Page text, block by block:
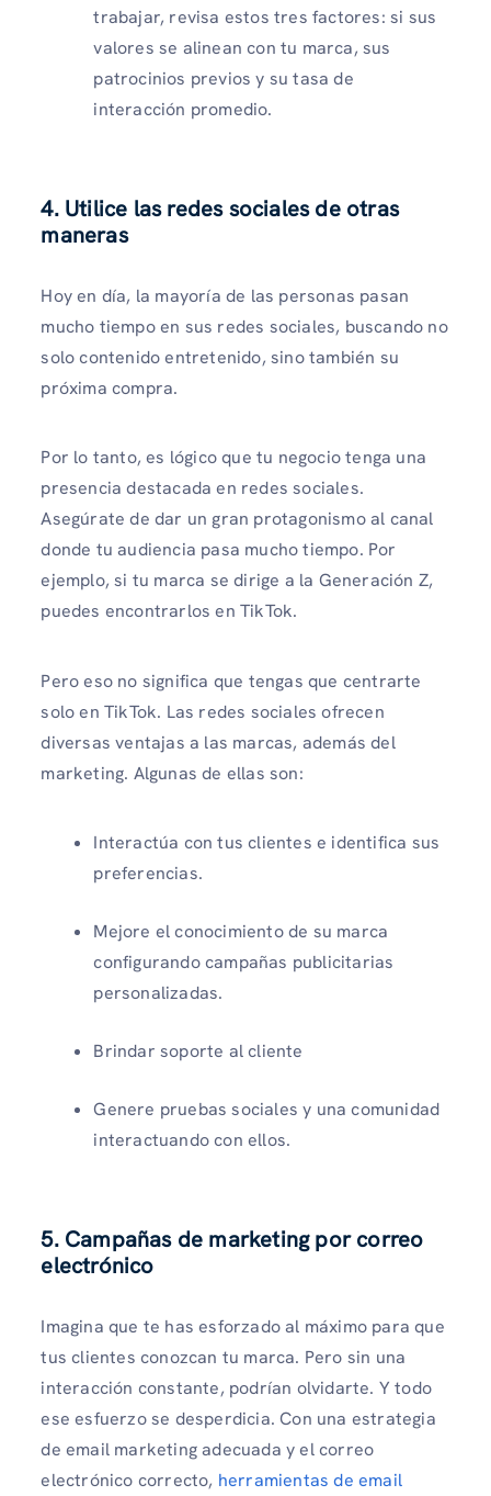
trabajar, revisa estos tres factores: si sus
valores se alinean con tu marca, sus
patrocinios previos y su tasa de
interacción promedio.
4. Utilice las redes sociales de otras
maneras
Hoy en día, la mayoría de las personas pasan
mucho tiempo en sus redes sociales, buscando no
solo contenido entretenido, sino también su
próxima compra.
Por lo tanto, es lógico que tu negocio tenga una
presencia destacada en redes sociales.
Asegúrate de dar un gran protagonismo al canal
donde tu audiencia pasa mucho tiempo. Por
ejemplo, si tu marca se dirige a la Generación Z,
puedes encontrarlos en TikTok.
Pero eso no significa que tengas que centrarte
solo en TikTok. Las redes sociales ofrecen
diversas ventajas a las marcas, además del
marketing. Algunas de ellas son:
Interactúa con tus clientes e identifica sus
preferencias.
Mejore el conocimiento de su marca
configurando campañas publicitarias
personalizadas.
Brindar soporte al cliente
Genere pruebas sociales y una comunidad
interactuando con ellos.
5. Campañas de marketing por correo
electrónico
Imagina que te has esforzado al máximo para que
tus clientes conozcan tu marca. Pero sin una
interacción constante, podrían olvidarte. Y todo
ese esfuerzo se desperdicia. Con una estrategia
de email marketing adecuada y el correo
electrónico correcto, herramientas de email